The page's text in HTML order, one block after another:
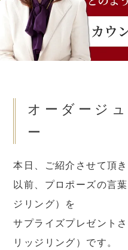
オーダージ
ー
本日、ご紹介させて頂
以前、プロポーズの言
ジリング）を
サプライズプレゼント
リッジリング）です。